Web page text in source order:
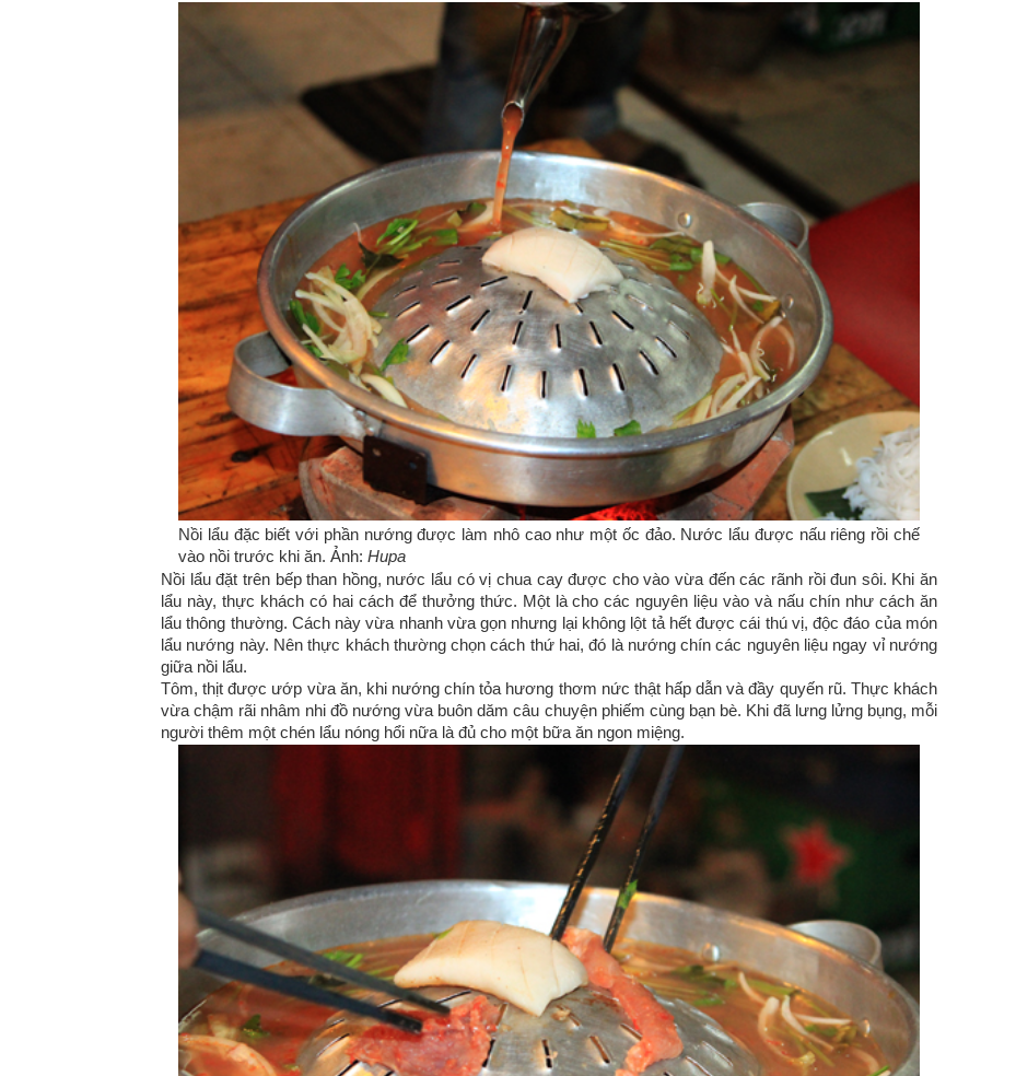
Nồi lẩu đặc biết với phần nướng được làm nhô cao như một ốc đảo. Nước lẩu được nấu riêng rồi chế
vào nồi trước khi ăn. Ảnh: Hupa
Nồi lẩu đặt trên bếp than hồng, nước lẩu có vị chua cay được cho vào vừa đến các rãnh rồi đun sôi. Khi ăn
lẩu này, thực khách có hai cách để thưởng thức. Một là cho các nguyên liệu vào và nấu chín như cách ăn
lẩu thông thường. Cách này vừa nhanh vừa gọn nhưng lại không lột tả hết được cái thú vị, độc đáo của món
lẩu nướng này. Nên thực khách thường chọn cách thứ hai, đó là nướng chín các nguyên liệu ngay vỉ nướng
giữa nồi lẩu.
Tôm, thịt được ướp vừa ăn, khi nướng chín tỏa hương thơm nức thật hấp dẫn và đầy quyến rũ. Thực khách
vừa chậm rãi nhâm nhi đồ nướng vừa buôn dăm câu chuyện phiếm cùng bạn bè. Khi đã lưng lửng bụng, mỗi
người thêm một chén lẩu nóng hổi nữa là đủ cho một bữa ăn ngon miệng.